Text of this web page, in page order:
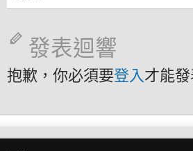
發表迴響
抱歉，你必須要登入才能發